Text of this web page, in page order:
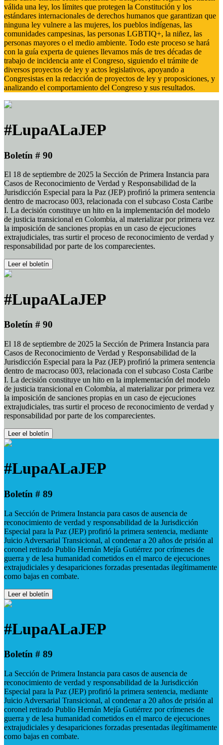
válida una ley, los límites que protegen la Constitución y los
estándares internacionales de derechos humanos que garantizan que
ninguna ley vulnere a las mujeres, los pueblos indígenas, las
comunidades campesinas, las personas LGBTIQ+, la niñez, las
personas mayores o el medio ambiente. Todo este proceso se hará
con la guía experta de quienes llevamos más de tres décadas de
trabajo de incidencia ante el Congreso, siguiendo el trámite de
diversos proyectos de ley y actos legislativos, apoyando a
Congresistas en la redacción de proyectos de ley y proposiciones, y
analizando el comportamiento del Congreso y sus resultados.
#LupaALaJEP
Boletín # 90
El 18 de septiembre de 2025 la Sección de Primera Instancia para
Casos de Reconocimiento de Verdad y Responsabilidad de la
Jurisdicción Especial para la Paz (JEP) profirió la primera sentencia
dentro de macrocaso 003, relacionada con el subcaso Costa Caribe
I. La decisión constituye un hito en la implementación del modelo
de justicia transicional en Colombia, al materializar por primera vez
la imposición de sanciones propias en un caso de ejecuciones
extrajudiciales, tras surtir el proceso de reconocimiento de verdad y
responsabilidad por parte de los comparecientes.
Leer el boletín
#LupaALaJEP
Boletín # 90
El 18 de septiembre de 2025 la Sección de Primera Instancia para
Casos de Reconocimiento de Verdad y Responsabilidad de la
Jurisdicción Especial para la Paz (JEP) profirió la primera sentencia
dentro de macrocaso 003, relacionada con el subcaso Costa Caribe
I. La decisión constituye un hito en la implementación del modelo
de justicia transicional en Colombia, al materializar por primera vez
la imposición de sanciones propias en un caso de ejecuciones
extrajudiciales, tras surtir el proceso de reconocimiento de verdad y
responsabilidad por parte de los comparecientes.
Leer el boletín
#LupaALaJEP
Boletín # 89
La Sección de Primera Instancia para casos de ausencia de
reconocimiento de verdad y responsabilidad de la Jurisdicción
Especial para la Paz (JEP) profirió la primera sentencia, mediante
Juicio Adversarial Transicional, al condenar a 20 años de prisión al
coronel retirado Publio Hernán Mejía Gutiérrez por crímenes de
guerra y de lesa humanidad cometidos en el marco de ejecuciones
extrajudiciales y desapariciones forzadas presentadas ilegítimamente
como bajas en combate.
Leer el boletín
#LupaALaJEP
Boletín # 89
La Sección de Primera Instancia para casos de ausencia de
reconocimiento de verdad y responsabilidad de la Jurisdicción
Especial para la Paz (JEP) profirió la primera sentencia, mediante
Juicio Adversarial Transicional, al condenar a 20 años de prisión al
coronel retirado Publio Hernán Mejía Gutiérrez por crímenes de
guerra y de lesa humanidad cometidos en el marco de ejecuciones
extrajudiciales y desapariciones forzadas presentadas ilegítimamente
como bajas en combate.